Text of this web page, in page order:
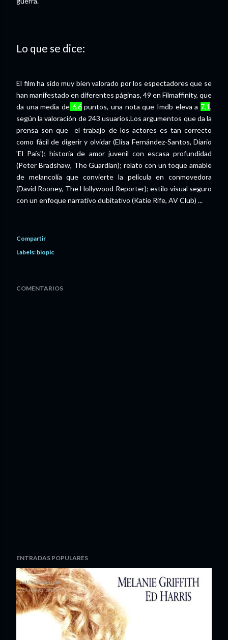
Lo que se dice:
El film ha sido muy bien valorado por los espectadores que se
han manifestado en diferentes páginas, 49 en Filmaffinity, que
da una media de 6,6puntos, una nota que Imdb eleva a 7,1,
según la valoración de 243 usuarios.Los argumentos que da la
prensa son que el trabajo de los actores es tan correcto
como fácil de digerir y olvidar (Elisa Fernández-Santos, Diario
'El País'); historia de amor juvenil con escasa profundidad
(Peter Bradshaw, The Guardian); relato con un toque amable
de melancolía que convierte la película en conmovedora
(David Rooney, The Hollywood Reporter); estilo visual seguro
con un enfoque narrativo dubitativo (Katie Rife, AV Club) ...
Compartir
Labels: biopic
COMENTARIOS
ENTRADAS POPULARES